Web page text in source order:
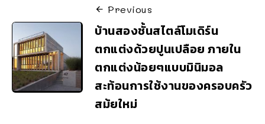
Previous
บ้านสองชั้นสไตล์โมเดิร์น
ตกแต่งด้วยปูนเปลือย ภายใน
ตกแต่งน้อยๆแบบมินิมอล
สะท้อนการใช้งานของครอบครัว
สม้ยใหม่